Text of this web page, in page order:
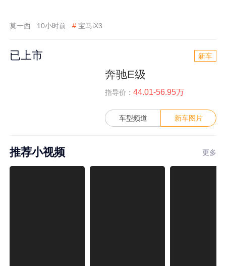
莫一西 10小时前 # 宝马iX3
已上市 新车
奔驰E级
指导价： 44.01-56.95万
车型频道 新车图片
推荐小视频 更多